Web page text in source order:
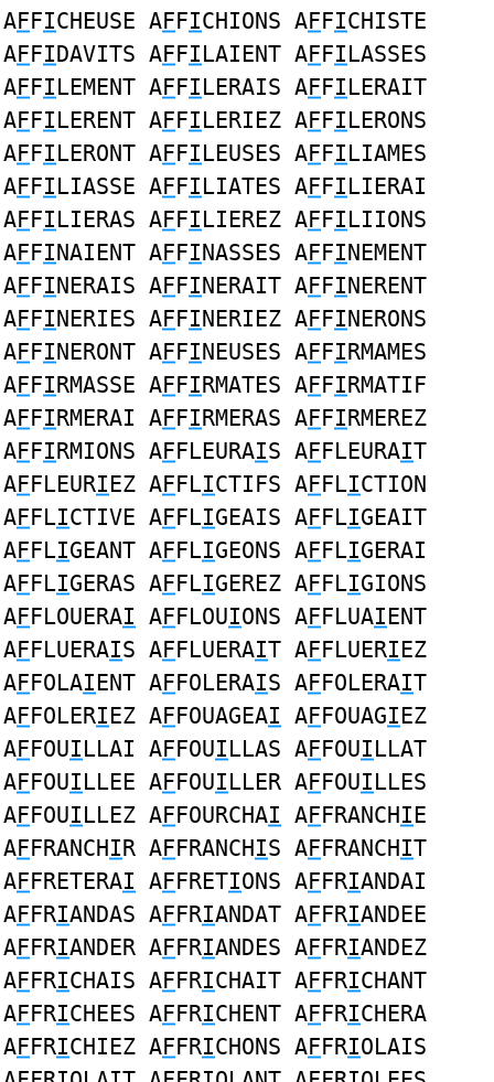
AFFICHEUSE AFFICHIONS AFFICHISTE
AFFIDAVITS AFFILAIENT AFFILASSES
AFFILEMENT AFFILERAIS AFFILERAIT
AFFILERENT AFFILERIEZ AFFILERONS
AFFILERONT AFFILEUSES AFFILIAMES
AFFILIASSE AFFILIATES AFFILIERAI
AFFILIERAS AFFILIEREZ AFFILIIONS
AFFINAIENT AFFINASSES AFFINEMENT
AFFINERAIS AFFINERAIT AFFINERENT
AFFINERIES AFFINERIEZ AFFINERONS
AFFINERONT AFFINEUSES AFFIRMAMES
AFFIRMASSE AFFIRMATES AFFIRMATIF
AFFIRMERAI AFFIRMERAS AFFIRMEREZ
AFFIRMIONS AFFLEURAIS AFFLEURAIT
AFFLEURIEZ AFFLICTIFS AFFLICTION
AFFLICTIVE AFFLIGEAIS AFFLIGEAIT
AFFLIGEANT AFFLIGEONS AFFLIGERAI
AFFLIGERAS AFFLIGEREZ AFFLIGIONS
AFFLOUERAI AFFLOUIONS AFFLUAIENT
AFFLUERAIS AFFLUERAIT AFFLUERIEZ
AFFOLAIENT AFFOLERAIS AFFOLERAIT
AFFOLERIEZ AFFOUAGEAI AFFOUAGIEZ
AFFOUILLAI AFFOUILLAS AFFOUILLAT
AFFOUILLEE AFFOUILLER AFFOUILLES
AFFOUILLEZ AFFOURCHAI AFFRANCHIE
AFFRANCHIR AFFRANCHIS AFFRANCHIT
AFFRETERAI AFFRETIONS AFFRIANDAI
AFFRIANDAS AFFRIANDAT AFFRIANDEE
AFFRIANDER AFFRIANDES AFFRIANDEZ
AFFRICHAIS AFFRICHAIT AFFRICHANT
AFFRICHEES AFFRICHENT AFFRICHERA
AFFRICHIEZ AFFRICHONS AFFRIOLAIS